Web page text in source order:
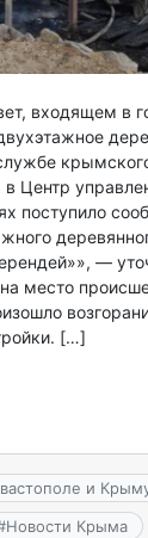
входящем в
в Центр
поступило
—
место
[…]
и
Новости Крыма